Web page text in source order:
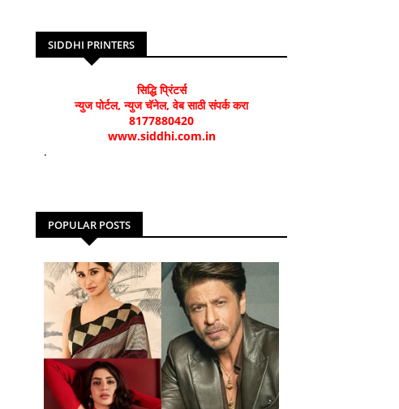
SIDDHI PRINTERS
सिद्धि प्रिंटर्स
न्युज पोर्टल, न्युज चॅनेल, वेब साठी संपर्क करा
8177880420
www.siddhi.com.in
.
POPULAR POSTS